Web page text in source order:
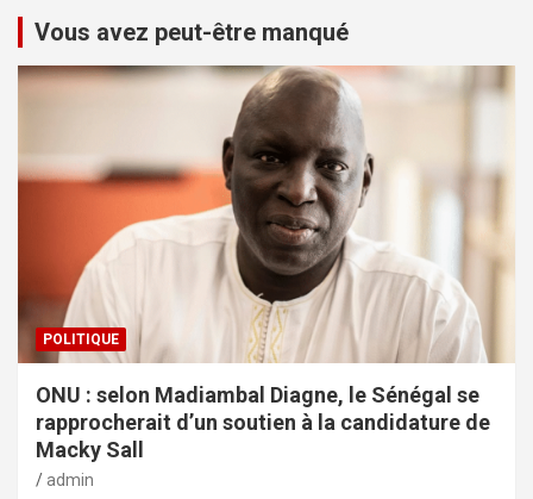
Vous avez peut-être manqué
POLITIQUE
ONU : selon Madiambal Diagne, le Sénégal se
rapprocherait d’un soutien à la candidature de
Macky Sall
admin